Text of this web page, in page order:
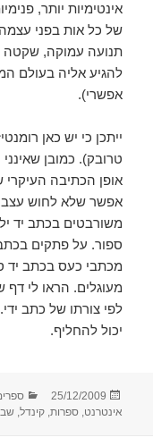
אינטימיות יותר,
של כל אות בפני
תנועה עמוקה, שקטה
להגיע אליה בעולם
אפשרי).
ייתכן כי יש כאן
טרובק). כמובן
אופן הכתיבה
אפשר שלא לחוש עצב
משורבטים בכתב יד
ספור. על פתקים
מכתבי כעס בכתב יד
מעוגלים. הראו לי
לפי צורתו של כתב
יכול להחליף.
פורסם
בתאריך
25/12/2009
אינטרנט,ספרות,קינדל,